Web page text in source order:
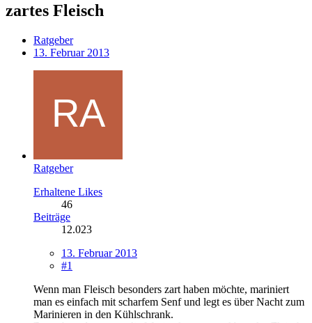
zartes Fleisch
Ratgeber
13. Februar 2013
Ratgeber
Erhaltene Likes
46
Beiträge
12.023
13. Februar 2013
#1
Wenn man Fleisch besonders zart haben möchte, mariniert
man es einfach mit scharfem Senf und legt es über Nacht zum
Marinieren in den Kühlschrank.